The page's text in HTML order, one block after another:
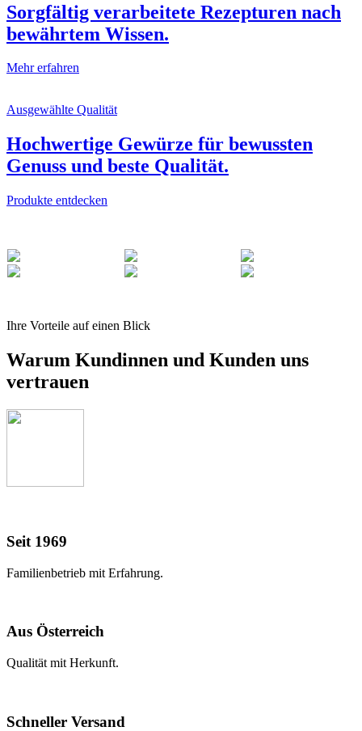
Sorgfältig verarbeitete Rezepturen nach
bewährtem Wissen.
Mehr erfahren
Ausgewählte Qualität
Hochwertige Gewürze für bewussten
Genuss und beste Qualität.
Produkte entdecken
Ihre Vorteile auf einen Blick
Warum Kundinnen und Kunden uns
vertrauen
Seit 1969
Familienbetrieb mit Erfahrung.
Aus Österreich
Qualität mit Herkunft.
Schneller Versand